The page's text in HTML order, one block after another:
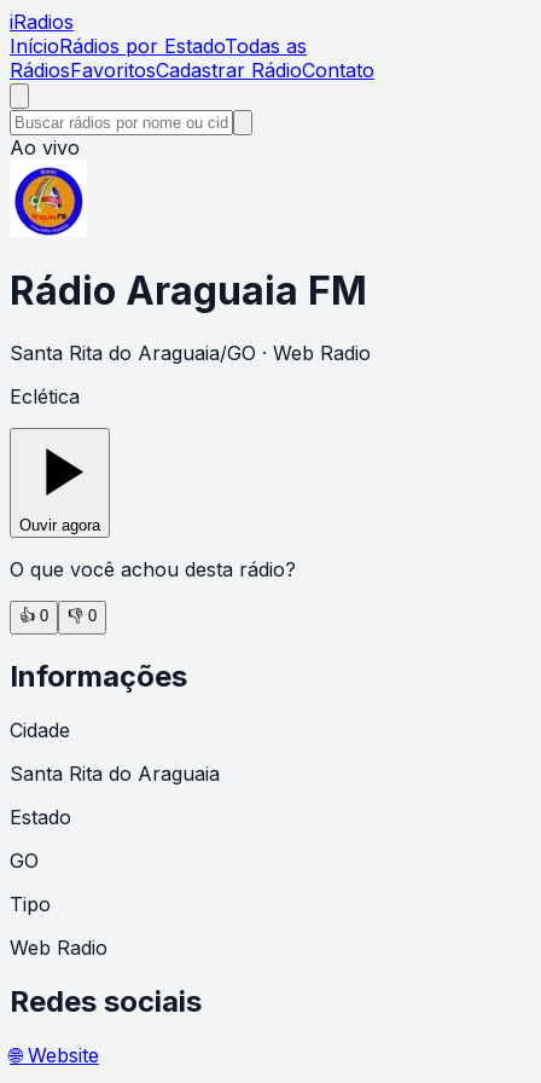
iRadios
InícioRádios por EstadoTodas as
RádiosFavoritosCadastrar RádioContato
Ao vivo
Rádio Araguaia FM
Santa Rita do Araguaia/GO · Web Radio
Eclética
Ouvir agora
O que você achou desta rádio?
👍 0 👎 0
Informações
Cidade
Santa Rita do Araguaia
Estado
GO
Tipo
Web Radio
Redes sociais
🌐 Website